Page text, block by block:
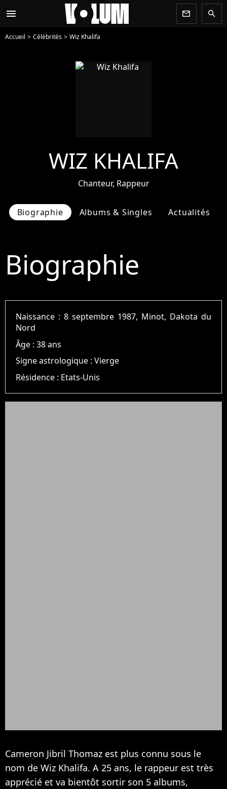
menu newsletter search
Accueil Célébrités Wiz Khalifa
WIZ KHALIFA
Chanteur, Rappeur
Biographie Albums & Singles Actualités
Biographie
Naissance :8 septembre 1987, Minot, Dakota du
Nord
Âge :38 ans
Signe astrologique :Vierge
Résidence : Etats-Unis
Cameron Jibril Thomaz est plus connu sous le
nom de Wiz Khalifa. A 25 ans, le rappeur est très
apprécié et va bientôt sortir son 5 albums,